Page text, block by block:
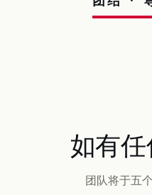
如有任
团队将于五